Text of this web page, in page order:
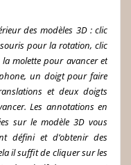
des modèles 3D : clic
pour la rotation, clic
molette pour avancer et
un doigt pour faire
et deux doigts
Les annotations en
sur le modèle 3D vous
défini et d’obtenir des
il suffit de cliquer sur les